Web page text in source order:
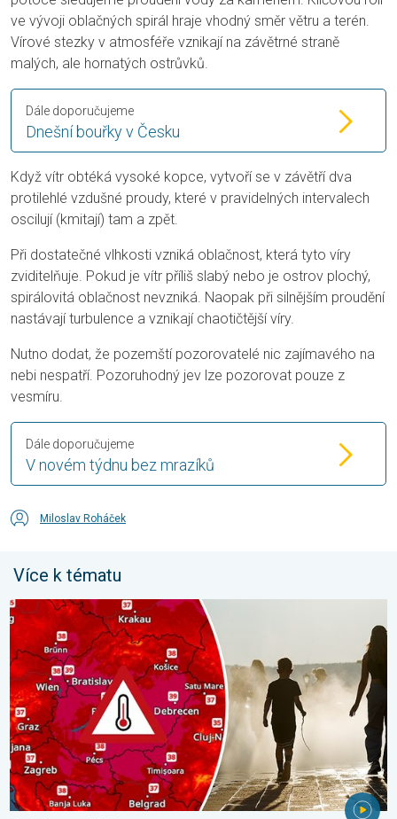
ve vývoji oblačných spirál hraje vhodný směr větru a terén.
Vírové stezky v atmosféře vznikají na závětrné straně
malých, ale hornatých ostrůvků.
Dnešní bouřky v Česku
Dále doporučujeme
Když vítr obtéká vysoké kopce, vytvoří se v závětří dva
protilehlé vzdušné proudy, které v pravidelných intervalech
oscilují (kmitají) tam a zpět.
Při dostatečné vlhkosti vzniká oblačnost, která tyto víry
zviditelňuje. Pokud je vítr příliš slabý nebo je ostrov plochý,
spirálovitá oblačnost nevzniká. Naopak při silnějším proudění
nastávají turbulence a vznikají chaotičtější víry.
Nutno dodat, že pozemští pozorovatelé nic zajímavého na
nebi nespatří. Pozoruhodný jev lze pozorovat pouze z
vesmíru.
V novém týdnu bez mrazíků
Dále doporučujeme
Miloslav Roháček
Více k tématu
Extrémní teploty ve východní Evropě. Přes 40 stupňů. . . úterý